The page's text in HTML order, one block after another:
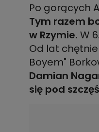
Po gorących
Tym razem
w Rzymie. W
Od lat
Boyem"
Damian
się pod